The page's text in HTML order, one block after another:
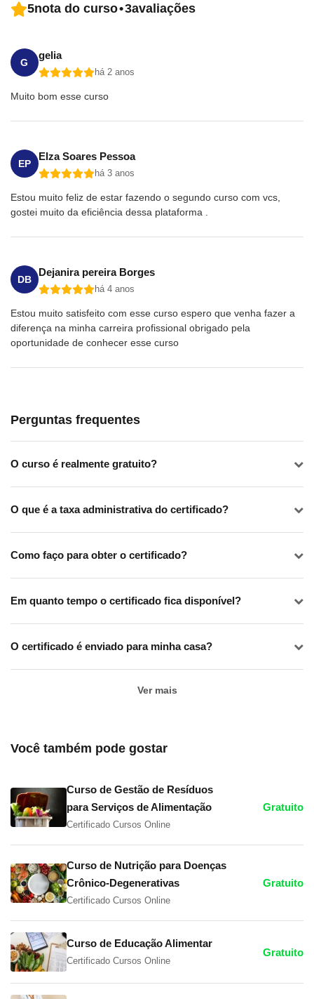
5nota do curso•3avaliações
G
gelia
há 2 anos
Muito bom esse curso
EP
Elza Soares Pessoa
há 3 anos
Estou muito feliz de estar fazendo o segundo curso com vcs,
gostei muito da eficiência dessa plataforma .
DB
Dejanira pereira Borges
há 4 anos
Estou muito satisfeito com esse curso espero que venha fazer a
diferença na minha carreira profissional obrigado pela
oportunidade de conhecer esse curso
Perguntas frequentes
O curso é realmente gratuito?
O que é a taxa administrativa do certificado?
Como faço para obter o certificado?
Em quanto tempo o certificado fica disponível?
O certificado é enviado para minha casa?
Ver mais
Você também pode gostar
Curso de Gestão de Resíduos
para Serviços de Alimentação
Certificado Cursos Online
Gratuito
Curso de Nutrição para Doenças
Crônico-Degenerativas
Certificado Cursos Online
Gratuito
Curso de Educação Alimentar
Certificado Cursos Online
Gratuito